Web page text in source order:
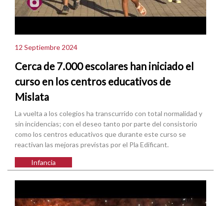
12 Septiembre 2024
Cerca de 7.000 escolares han iniciado el
curso en los centros educativos de
Mislata
La vuelta a los colegios ha transcurrido con total normalidad y
sin incidencias; con el deseo tanto por parte del consistorio
como los centros educativos que durante este curso se
reactivan las mejoras previstas por el Pla Edificant.
Infancia